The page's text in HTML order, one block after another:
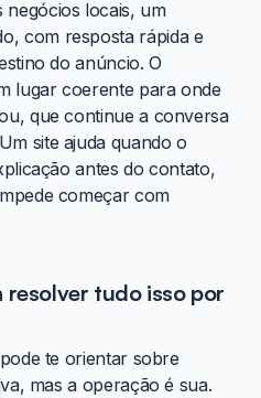
negócios locais, um
com resposta rápida e
do anúncio. O
lugar coerente para onde
que continue a conversa
site ajuda quando o
antes do contato,
começar com
resolver tudo isso por
te orientar sobre
mas a operação é sua.